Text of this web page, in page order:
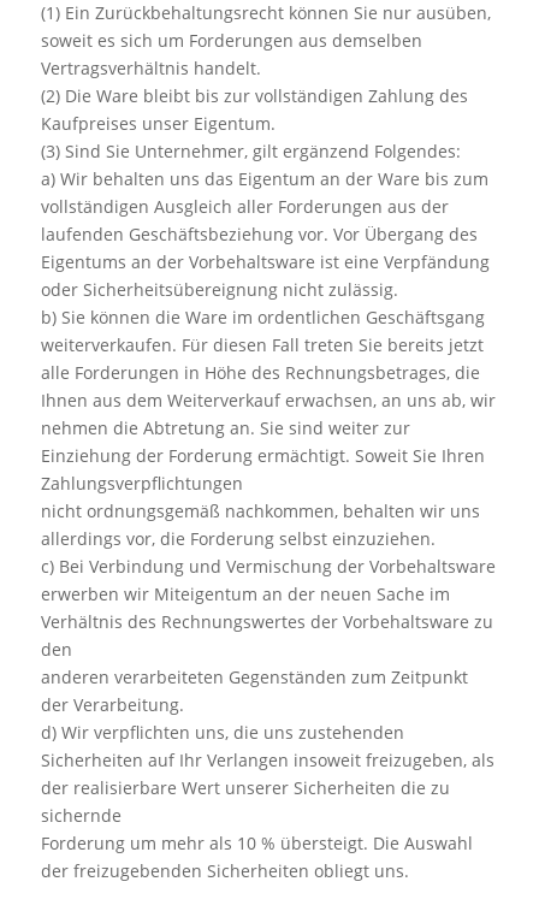
(1) Ein Zurückbehaltungsrecht können Sie nur ausüben,
soweit es sich um Forderungen aus demselben
Vertragsverhältnis handelt.
(2) Die Ware bleibt bis zur vollständigen Zahlung des
Kaufpreises unser Eigentum.
(3) Sind Sie Unternehmer, gilt ergänzend Folgendes:
a) Wir behalten uns das Eigentum an der Ware bis zum
vollständigen Ausgleich aller Forderungen aus der
laufenden Geschäftsbeziehung vor. Vor Übergang des
Eigentums an der Vorbehaltsware ist eine Verpfändung
oder Sicherheitsübereignung nicht zulässig.
b) Sie können die Ware im ordentlichen Geschäftsgang
weiterverkaufen. Für diesen Fall treten Sie bereits jetzt
alle Forderungen in Höhe des Rechnungsbetrages, die
Ihnen aus dem Weiterverkauf erwachsen, an uns ab, wir
nehmen die Abtretung an. Sie sind weiter zur
Einziehung der Forderung ermächtigt. Soweit Sie Ihren
Zahlungsverpflichtungen
nicht ordnungsgemäß nachkommen, behalten wir uns
allerdings vor, die Forderung selbst einzuziehen.
c) Bei Verbindung und Vermischung der Vorbehaltsware
erwerben wir Miteigentum an der neuen Sache im
Verhältnis des Rechnungswertes der Vorbehaltsware zu
den
anderen verarbeiteten Gegenständen zum Zeitpunkt
der Verarbeitung.
d) Wir verpflichten uns, die uns zustehenden
Sicherheiten auf Ihr Verlangen insoweit freizugeben, als
der realisierbare Wert unserer Sicherheiten die zu
sichernde
Forderung um mehr als 10 % übersteigt. Die Auswahl
der freizugebenden Sicherheiten obliegt uns.